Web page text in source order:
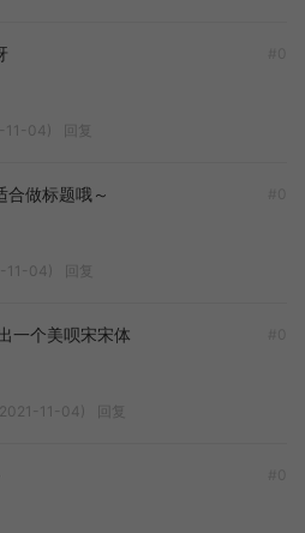
11-04) 回复
合做标题哦～
11-04) 回复
一个美呗宋宋体
11-04) 回复